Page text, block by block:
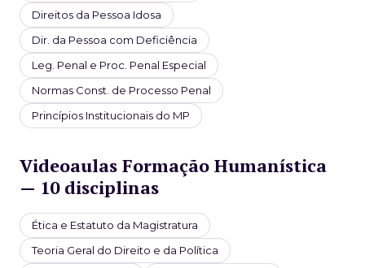
Direitos da Pessoa Idosa
Dir. da Pessoa com Deficiência
Leg. Penal e Proc. Penal Especial
Normas Const. de Processo Penal
Princípios Institucionais do MP
Videoaulas Formação Humanística
— 10 disciplinas
Ética e Estatuto da Magistratura
Teoria Geral do Direito e da Política